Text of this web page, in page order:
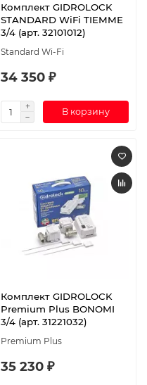
Комплект GIDROLOCK
STANDARD WiFi TIEMME
3/4 (арт. 32101012)
Standard Wi-Fi
34 350 ₽
В корзину
Комплект GIDROLOCK
Premium Plus BONOMI
3/4 (арт. 31221032)
Premium Plus
35 230 ₽